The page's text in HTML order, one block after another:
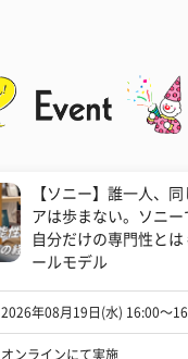
【ソニー】誰一人、同
アは歩まない。ソニー
自分だけの専門性とは
ールモデル
2026年08月19日(水) 16:00〜
オンラインにて実施